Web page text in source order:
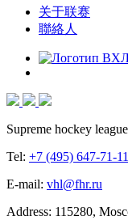
关于联赛
聯絡人
Supreme hockey league
Tel: +7 (495) 647-71-11
E-mail: vhl@fhr.ru
Address: 115280,